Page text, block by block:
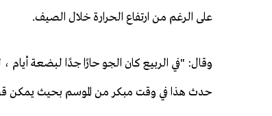
على الرغم من ارتفاع الحرارة خلال الصيف.
وقال: "في الربيع كان الجو حارًا جدًا لبضعة
حدث هذا في وقت مبكر من الموسم بحيث يمكن